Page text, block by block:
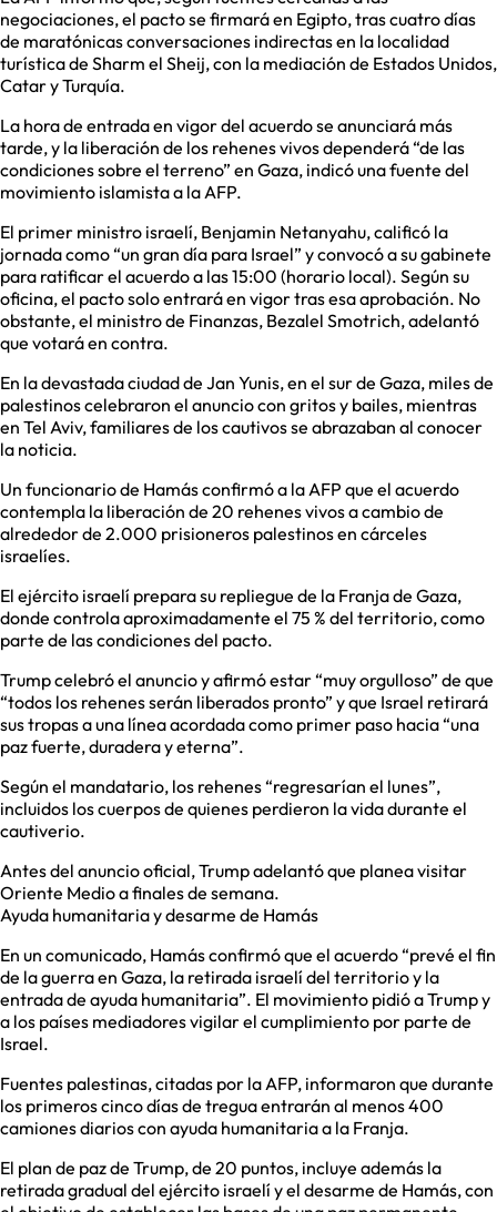
negociaciones, el pacto se firmará en Egipto, tras cuatro días
de maratónicas conversaciones indirectas en la localidad
turística de Sharm el Sheij, con la mediación de Estados Unidos,
Catar y Turquía.
La hora de entrada en vigor del acuerdo se anunciará más
tarde, y la liberación de los rehenes vivos dependerá “de las
condiciones sobre el terreno” en Gaza, indicó una fuente del
movimiento islamista a la AFP.
El primer ministro israelí, Benjamin Netanyahu, calificó la
jornada como “un gran día para Israel” y convocó a su gabinete
para ratificar el acuerdo a las 15:00 (horario local). Según su
oficina, el pacto solo entrará en vigor tras esa aprobación. No
obstante, el ministro de Finanzas, Bezalel Smotrich, adelantó
que votará en contra.
En la devastada ciudad de Jan Yunis, en el sur de Gaza, miles de
palestinos celebraron el anuncio con gritos y bailes, mientras
en Tel Aviv, familiares de los cautivos se abrazaban al conocer
la noticia.
Un funcionario de Hamás confirmó a la AFP que el acuerdo
contempla la liberación de 20 rehenes vivos a cambio de
alrededor de 2.000 prisioneros palestinos en cárceles
israelíes.
El ejército israelí prepara su repliegue de la Franja de Gaza,
donde controla aproximadamente el 75 % del territorio, como
parte de las condiciones del pacto.
Trump celebró el anuncio y afirmó estar “muy orgulloso” de que
“todos los rehenes serán liberados pronto” y que Israel retirará
sus tropas a una línea acordada como primer paso hacia “una
paz fuerte, duradera y eterna”.
Según el mandatario, los rehenes “regresarían el lunes”,
incluidos los cuerpos de quienes perdieron la vida durante el
cautiverio.
Antes del anuncio oficial, Trump adelantó que planea visitar
Oriente Medio a finales de semana.
Ayuda humanitaria y desarme de Hamás
En un comunicado, Hamás confirmó que el acuerdo “prevé el fin
de la guerra en Gaza, la retirada israelí del territorio y la
entrada de ayuda humanitaria”. El movimiento pidió a Trump y
a los países mediadores vigilar el cumplimiento por parte de
Israel.
Fuentes palestinas, citadas por la AFP, informaron que durante
los primeros cinco días de tregua entrarán al menos 400
camiones diarios con ayuda humanitaria a la Franja.
El plan de paz de Trump, de 20 puntos, incluye además la
retirada gradual del ejército israelí y el desarme de Hamás, con